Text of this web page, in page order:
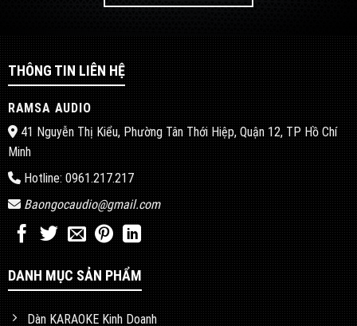
THÔNG TIN LIÊN HỆ
RAMSA AUDIO
41 Nguyễn Thị Kiểu, Phường Tân Thới Hiệp, Quận 12, TP Hồ Chí
Minh
Hotline: 0961.217.217
Baongocaudio@gmail.com
DANH MỤC SẢN PHẨM
Dàn KARAOKE Kinh Doanh